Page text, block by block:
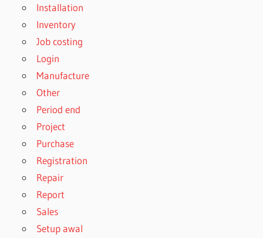
Installation
Inventory
Job costing
Login
Manufacture
Other
Period end
Project
Purchase
Registration
Repair
Report
Sales
Setup awal